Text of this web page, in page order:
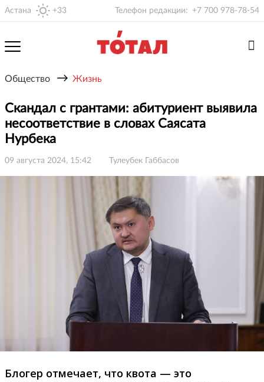
Астана +33 Телефон редакции: +7 700 978-78-54
Общество → Жизнь
Скандал с грантами: абитуриент выявила
несоответствие в словах Саясата
Нурбека
09 августа 2024, 15:42 Тулеубек Габбасов
Блогер отмечает, что квота — это